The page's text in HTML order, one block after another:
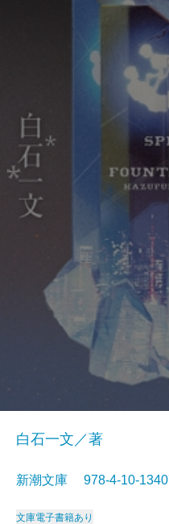
白石一文／著
新潮文庫 978-4-10-
文庫電子書籍あり